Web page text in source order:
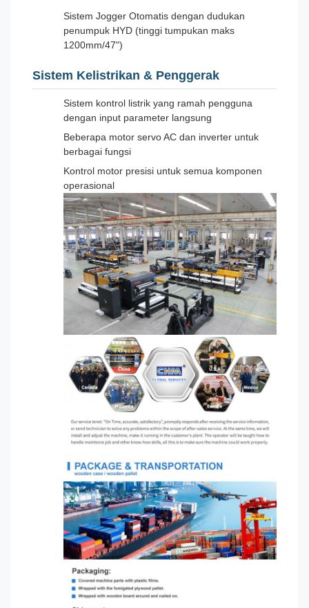
Sistem Jogger Otomatis dengan dudukan
penumpuk HYD (tinggi tumpukan maks
1200mm/47")
Sistem Kelistrikan & Penggerak
Sistem kontrol listrik yang ramah pengguna
dengan input parameter langsung
Beberapa motor servo AC dan inverter untuk
berbagai fungsi
Kontrol motor presisi untuk semua komponen
operasional